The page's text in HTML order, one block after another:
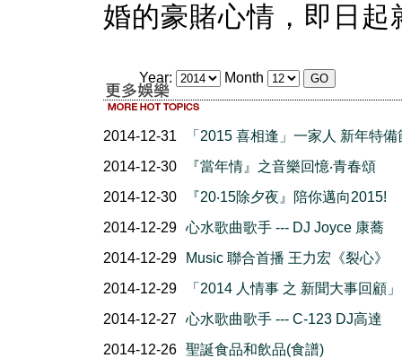
婚的豪賭心情，即日起
Year: Month
2014-12-31
「2015 喜相逢」一家人 新年特備
2014-12-30
『當年情』之音樂回憶‧青春頌
2014-12-30
『20‧15除夕夜』陪你邁向2015!
2014-12-29 心水歌曲歌手 --- DJ Joyce 康蕎
2014-12-29
Music 聯合首播 王力宏《裂心》
2014-12-29
「2014 人情事 之 新聞大事回顧」
2014-12-27 心水歌曲歌手 --- C-123 DJ高達
2014-12-26 聖誕食品和飲品(食譜)